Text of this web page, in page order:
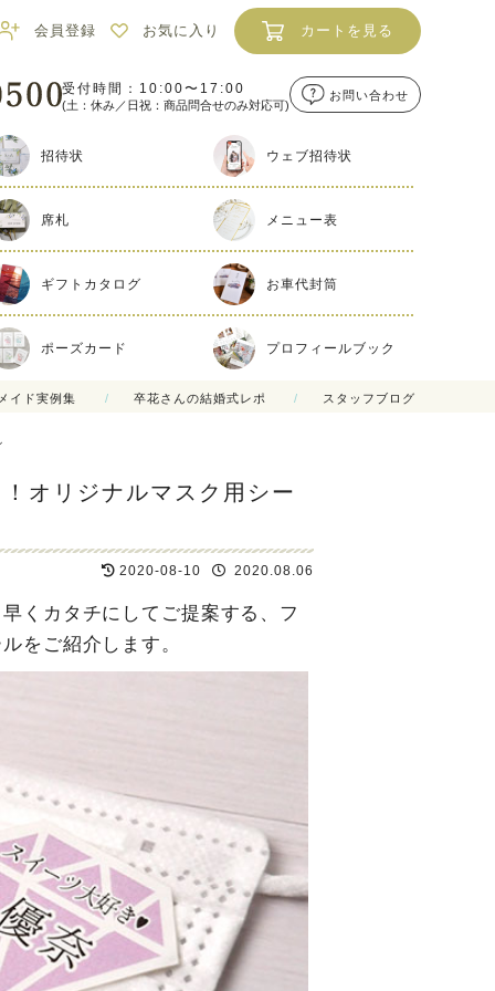
会員登録 お気に入り カートを見る
受付時間：10:00〜17:00
(土：休み／日祝：商品問合せのみ対応可)
お問い合わせ
招待状 ウェブ招待状
席札 メニュー表
ギフトカタログ お車代封筒
ポーズカード プロフィールブック
イド実例集 卒花さんの結婚式レポ スタッフブログ
オリジナルマスク用シー
2020-08-10 2020.08.06
くカタチにしてご提案する、フ
をご紹介します。